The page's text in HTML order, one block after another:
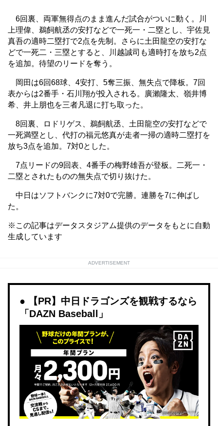
6回裏、両軍無得点のまま進んだ試合がついに動く。川
上理偉、鵜飼航丞の安打などで一死一・二塁とし、宇佐見
真吾の適時二塁打で2点を先制。さらに土田龍空の安打な
どで一死二・三塁とすると、川越誠司も適時打を放ち2点
を追加。待望のリードを奪う。
岡田は6回68球、4安打、5奪三振、無失点で降板。7回
表からは2番手・石川翔が投入される。廣瀨隆太、嶺井博
希、井上朋也を三者凡退に打ち取った。
8回裏、ロドリゲス、鵜飼航丞、土田龍空の安打などで
一死満塁とし、代打の福元悠真が走者一掃の適時二塁打を
放ち3点を追加。7対0とした。
7点リードの9回表、4番手の梅野雄吾が登板。二死一・
二塁とされたものの無失点で切り抜けた。
中日はソフトバンクに7対0で完勝。連勝を7に伸ばし
た。
※この記事はデータスタジアム提供のデータをもとに自動
生成しています
ADVERTISEMENT
【PR】中日ドラゴンズを観戦するなら
「DAZN Baseball」